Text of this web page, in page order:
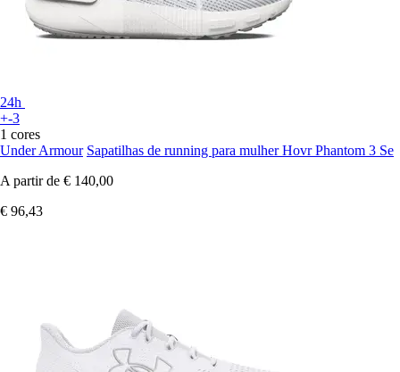
24h
+-3
1 cores
Under Armour Sapatilhas de running para mulher Hovr Phantom 3 Se
A partir de € 140,00
€ 96,43